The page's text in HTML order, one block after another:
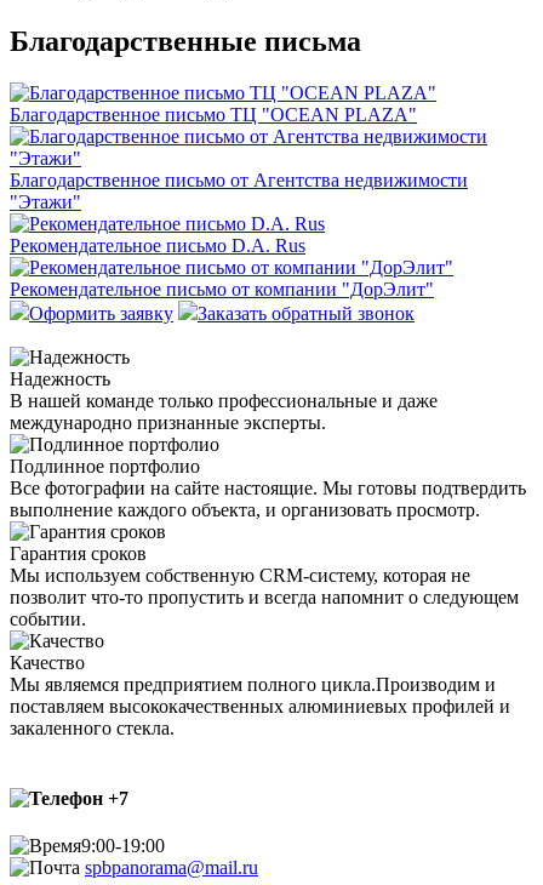
Благодарственные письма
Благодарственное письмо ТЦ "OCEAN PLAZA"
Благодарственное письмо от Агентства недвижимости
"Этажи"
Рекомендательное письмо D.A. Rus
Рекомендательное письмо от компании "ДорЭлит"
Оформить заявку
Заказать обратный звонок
Надежность
В нашей команде только профессиональные и даже
международно признанные эксперты.
Подлинное портфолио
Все фотографии на сайте настоящие. Мы готовы подтвердить
выполнение каждого объекта, и организовать просмотр.
Гарантия сроков
Мы используем собственную CRM-систему, которая не
позволит что-то пропустить и всегда напомнит о следующем
событии.
Качество
Мы являемся предприятием полного цикла.Производим и
поставляем высококачественных алюминиевых профилей и
закаленного стекла.
+7
9:00-19:00
spbpanorama@mail.ru